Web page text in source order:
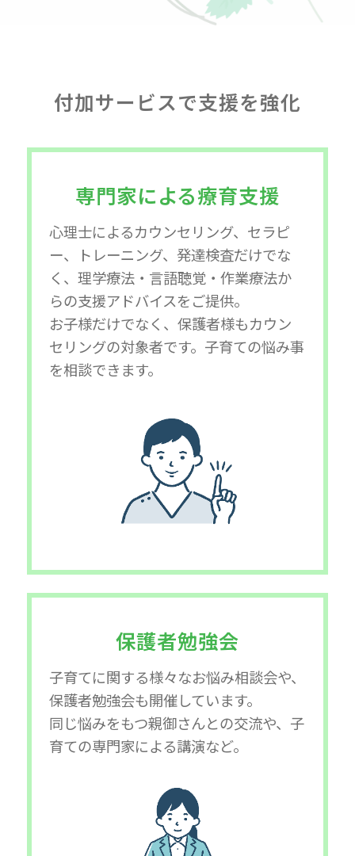
付加サービスで支援を強化
専門家による療育支援
心理士によるカウンセリング、セラピ
ー、トレーニング、発達検査だけでな
く、理学療法・言語聴覚・作業療法か
らの支援アドバイスをご提供。
お子様だけでなく、保護者様もカウン
セリングの対象者です。子育ての悩み事
を相談できます。
保護者勉強会
子育てに関する様々なお悩み相談会や、
保護者勉強会も開催しています。
同じ悩みをもつ親御さんとの交流や、子
育ての専門家による講演など。